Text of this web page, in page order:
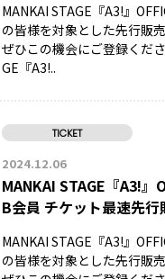
MANKAI STAGE『A3!』
の皆様を対象とした先行販
ぜひこの機会にご登録くだ
GE『A3!..
TICKET
2024.12.06
MANKAI STAGE『A3!』
B会員 チケット最速先行
MANKAI STAGE『A3!』
の皆様を対象とした先行販